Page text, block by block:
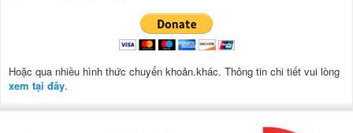
Hoặc qua nhiều hình thức chuyển khoản.khác. Thông tin chi tiết vui lòng
xem tại đây.